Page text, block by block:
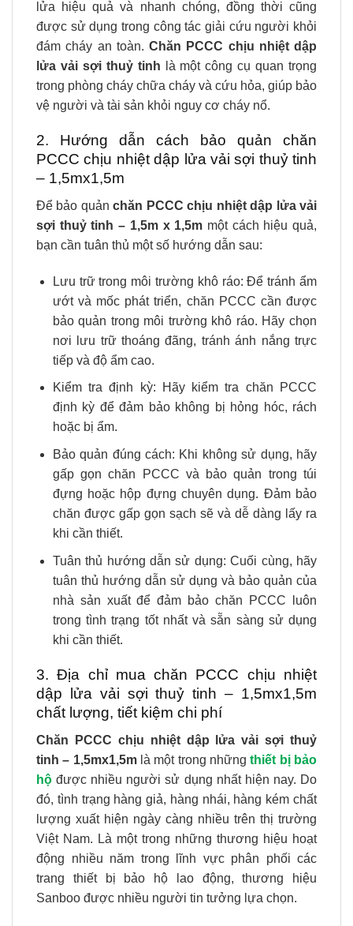
lửa hiệu quả và nhanh chóng, đồng thời cũng
được sử dụng trong công tác giải cứu người khỏi
đám cháy an toàn. Chăn PCCC chịu nhiệt dập
lửa vải sợi thuỷ tinh là một công cụ quan trọng
trong phòng cháy chữa cháy và cứu hỏa, giúp bảo
vệ người và tài sản khỏi nguy cơ cháy nổ.
2. Hướng dẫn cách bảo quản chăn
PCCC chịu nhiệt dập lửa vải sợi thuỷ tinh
– 1,5mx1,5m
Để bảo quảnchăn PCCC chịu nhiệt dập lửa vải
sợi thuỷ tinh – 1,5m x 1,5m một cách hiệu quả,
bạn cần tuân thủ một số hướng dẫn sau:
Lưu trữ trong môi trường khô ráo: Để tránh ẩm
ướt và mốc phát triển, chăn PCCC cần được
bảo quản trong môi trường khô ráo. Hãy chọn
nơi lưu trữ thoáng đãng, tránh ánh nắng trực
tiếp và độ ẩm cao.
Kiểm tra định kỳ: Hãy kiểm tra chăn PCCC
định kỳ để đảm bảo không bị hỏng hóc, rách
hoặc bị ẩm.
Bảo quản đúng cách: Khi không sử dụng, hãy
gấp gọn chăn PCCC và bảo quản trong túi
đựng hoặc hộp đựng chuyên dụng. Đảm bảo
chăn được gấp gọn sạch sẽ và dễ dàng lấy ra
khi cần thiết.
Tuân thủ hướng dẫn sử dụng: Cuối cùng, hãy
tuân thủ hướng dẫn sử dụng và bảo quản của
nhà sản xuất để đảm bảo chăn PCCC luôn
trong tình trạng tốt nhất và sẵn sàng sử dụng
khi cần thiết.
3. Địa chỉ mua chăn PCCC chịu nhiệt
dập lửa vải sợi thuỷ tinh – 1,5mx1,5m
chất lượng, tiết kiệm chi phí
Chăn PCCC chịu nhiệt dập lửa vải sợi thuỷ
tinh – 1,5mx1,5mlà một trong nhữngthiết bị bảo
hộ được nhiều người sử dụng nhất hiện nay. Do
đó, tình trạng hàng giả, hàng nhái, hàng kém chất
lượng xuất hiện ngày càng nhiều trên thị trường
Việt Nam. Là một trong những thương hiệu hoạt
động nhiều năm trong lĩnh vực phân phối các
trang thiết bị bảo hộ lao động, thương hiệu
Sanboo được nhiều người tin tưởng lựa chọn.